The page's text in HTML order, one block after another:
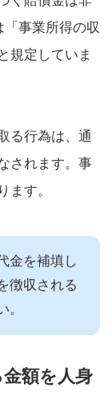
事業所得の収
規定していま
る行為は、通
されます。事
ます。
金を補填し
徴収される
。
額を人身